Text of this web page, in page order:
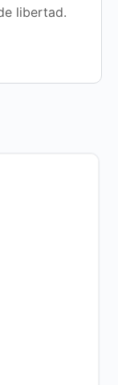
libertad.